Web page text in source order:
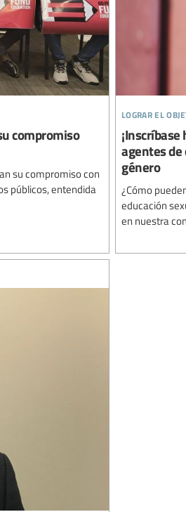
compromiso
su compromiso con
públicos, entendida
lograr el
agentes de
género
¿Cómo
educación
en nuestra